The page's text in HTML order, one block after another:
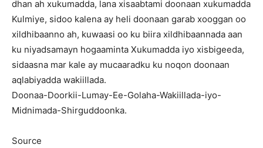
dhan ah xukumadda, lana xisaabtami doonaan xukumadda
Kulmiye, sidoo kalena ay heli doonaan garab xooggan oo
xildhibaanno ah, kuwaasi oo ku biira xildhibaannada aan
ku niyadsamayn hogaaminta Xukumadda iyo xisbigeeda,
sidaasna mar kale ay mucaaradku ku noqon doonaan
aqlabiyadda wakiillada.
Doonaa-Doorkii-Lumay-Ee-Golaha-Wakiillada-iyo-
Midnimada-Shirguddoonka.
Source